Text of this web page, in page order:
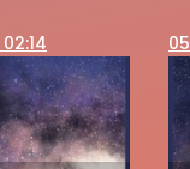
02:14 05